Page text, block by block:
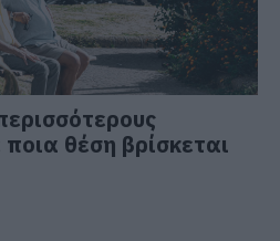
θέση βρίσκεται